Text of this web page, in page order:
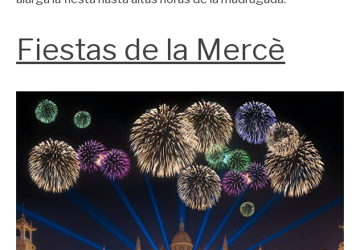
Fiestas de la Mercè